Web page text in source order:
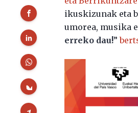
ikuskizunak eta
umorea, musika
erreko dau!”